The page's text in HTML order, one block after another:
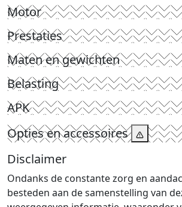
Motor
Prestaties
Maten en gewichten
Belasting
APK
Opties en accessoires
Disclaimer
Ondanks de constante zorg en
besteden aan de samenstelling van